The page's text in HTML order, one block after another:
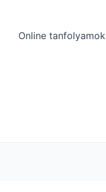
Online tanfolyamok